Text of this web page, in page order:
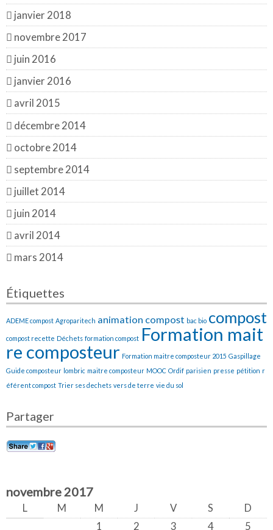
janvier 2018
novembre 2017
juin 2016
janvier 2016
avril 2015
décembre 2014
octobre 2014
septembre 2014
juillet 2014
juin 2014
avril 2014
mars 2014
Étiquettes
ADEME compost Agroparitech animation compost bac bio compost
compost recette Déchets formation compost Formation mait
re composteur Formation maitre composteur 2015 Gaspillage
Guide composteur lombric maitre composteur MOOC Ordif parisien presse pétition r
éférent compost Trier ses dechets vers de terre vie du sol
Partager
novembre 2017
L M M J V S
D
1
2 3 4 5